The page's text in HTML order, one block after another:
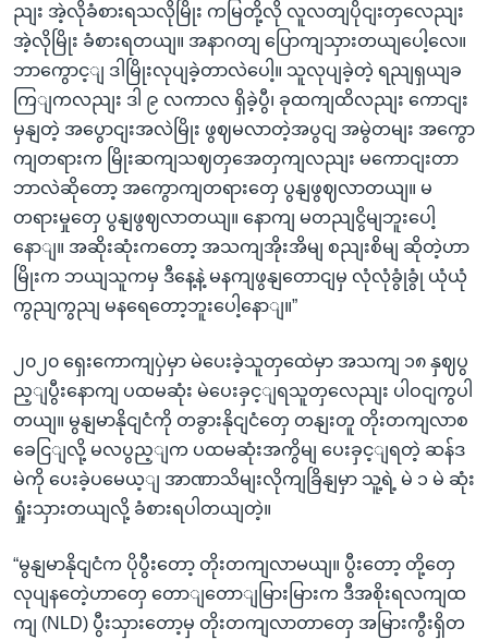
ညျး အဲ့လိုခံစားရသလိုမြိုး ကမြတို့လို လူလတျပိုငျးတှလေညျး
အဲ့လိုမြိုး ခံစားရတယျ။ အနာဂတျ ပြောကျသှားတယျပေါ့လေ။
ဘာကွောင့ျ ဒါမြိုးလုပျခဲ့တာလဲပေါ့။ သူလုပျခဲ့တဲ့ ရညျရှယျခ
ကြျကလညျး ဒါ ၉ လကာလ ရှိခဲ့ပွီ၊ ခုထကျထိလညျး ကောငျး
မှနျတဲ့ အပွောငျးအလဲမြိုး ဖွဈမလာတဲ့အပွငျ အမွဲတမျး အကွော
ကျတရားက မြိုးဆကျသဈတှအေတှကျလညျး မကောငျးတာ
ဘာလဲဆိုတော့ အကွောကျတရားတှေ ပွနျဖွဈလာတယျ။ မ
တရားမှုတှေ ပွနျဖွဈလာတယျ။ နောကျ မတညျငွိမျဘူးပေါ့
နောျ။ အဆိုးဆုံးကတော့ အသကျအိုးအိမျ စညျးစိမျ ဆိုတဲ့ဟာ
မြိုးက ဘယျသူကမှ ဒီနေ့နဲ့ မနကျဖွနျတောငျမှ လုံလုံခွုံခွုံ ယုံယုံ
ကွညျကွညျ မနရေတော့ဘူးပေါ့နောျ။”
၂၀၂၀ ရှေးကောကျပှဲမှာ မဲပေးခဲ့သူတှထေဲမှာ အသကျ ၁၈ နှဈပွ
ည့ျပွီးနောကျ ပထမဆုံး မဲပေးခှင့ျရသူတှလေညျး ပါဝငျကွပါ
တယျ။ မွနျမာနိုငျငံကို တခွားနိုငျငံတှေ တနျးတူ တိုးတကျလာစ
ခေငြျလို့ မလပွည့ျက ပထမဆုံးအကွိမျ ပေးခှင့ျရတဲ့ ဆန်ဒ
မဲကို ပေးခဲ့ပမေယ့ျ အာဏာသိမျးလိုကျခြိနျမှာ သူ့ရဲ့ မဲ ၁ မဲ ဆုံး
ရှုံးသှားတယျလို့ ခံစားရပါတယျတဲ့။
“မွနျမာနိုငျငံက ပိုပွီးတော့ တိုးတကျလာမယျ။ ပွီးတော့ တို့တှေ
လုပျနတေဲ့ဟာတှေ တောျတောျမြားမြားက ဒီအစိုးရလကျထ
ကျ (NLD) ပွီးသှားတော့မှ တိုးတကျလာတာတှေ အမြားကွီးရှိတ